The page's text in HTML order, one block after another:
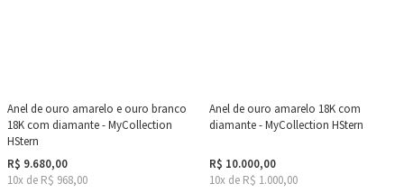
Anel de ouro amarelo e ouro branco
18K com diamante - MyCollection
HStern
R$ 9.680,00
10x de R$ 968,00
Anel de ouro amarelo 18K com
diamante - MyCollection HStern
R$ 10.000,00
10x de R$ 1.000,00